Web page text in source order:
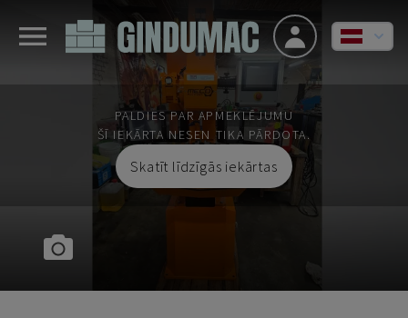
PALDIES PAR APMEKLĒJUMU
ŠĪ IEKĀRTA NESEN TIKA PĀRDOTA.
Skatīt līdzīgās iekārtas